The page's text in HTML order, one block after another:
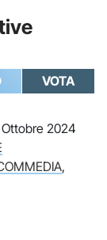
VOTA
2024
,